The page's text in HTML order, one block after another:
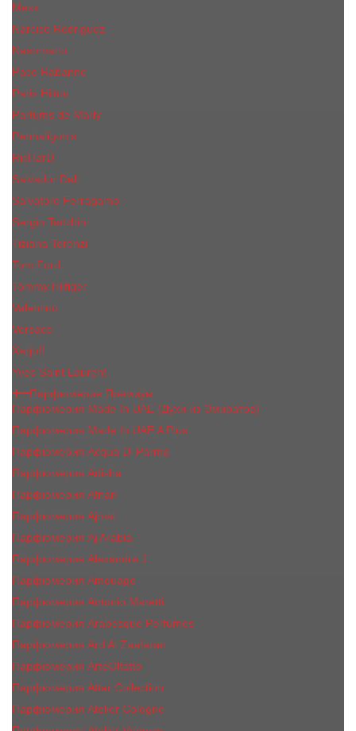
Mexx
Narciso Rodriguez
Nasomatto
Paco Rabanne
Paris Hilton
Parfums de Marly
Penhaligon​'s
RicHarD
Salvador Dali
Salvatore Ferragamo
Sergio Tacchini
Tiziana Terenzi
Tom Ford
Tommy Hilfiger
Valentino
Versace
Xerjoff
Yves Saint Laurent
Парфюмерия Премиум
Парфюмерия Made In UAE (Духи из Эмиратов)
Парфюмерия Made In UAE A Plus
Парфюмерия Acqua Di Parma
Парфюмерия Adisha
Парфюмерия Afnan
Парфюмерия Ajmal
Парфюмерия Aj Arabia
Парфюмерия Alexandre J.
Парфюмерия Amouage
Парфюмерия Antonio Maretti
Парфюмерия Arabesque Perfumes
Парфюмерия Ard Al Zaafaran
Парфюмерия ArteOlfatto
Парфюмерия Attar Collection
Парфюмерия Atelier Cologne